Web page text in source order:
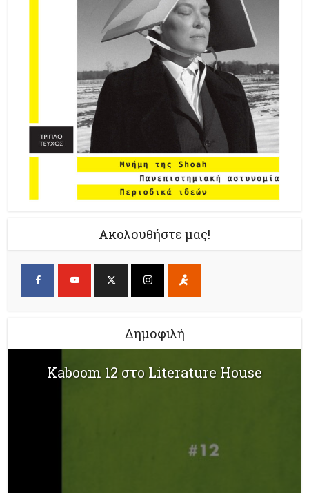
Ακολουθήστε μας!
Δημοφιλή
Kaboom 12 στο Literature House